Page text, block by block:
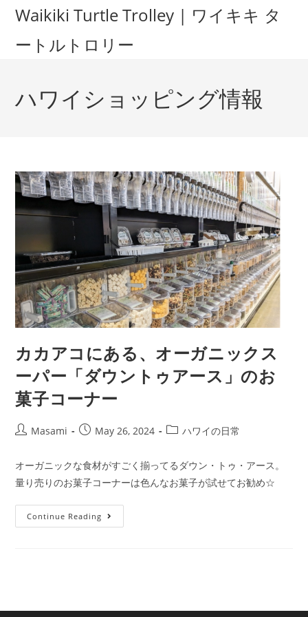
Waikiki Turtle Trolley | ワイキキ タ
ートルトロリー
ハワイショッピング情報
カカアコにある、オーガニックス
ーパー「ダウントゥアース」のお
菓子コーナー
Masami May 26, 2024 ハワイの日常
オーガニックな食材がすごく揃ってるダウン・トゥ・アース。
量り売りのお菓子コーナーは色んなお菓子が試せてお勧め☆
Continue Reading